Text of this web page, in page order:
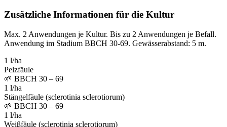
Zusätzliche Informationen für die Kultur
Max. 2 Anwendungen je Kultur. Bis zu 2 Anwendungen je Befall.
Anwendung im Stadium BBCH 30-69. Gewässerabstand: 5 m.
1 l/ha
Pelzfäule
🌱 BBCH 30 – 69
1 l/ha
Stängelfäule (sclerotinia sclerotiorum)
🌱 BBCH 30 – 69
1 l/ha
Weißfäule (sclerotinia sclerotiorum)